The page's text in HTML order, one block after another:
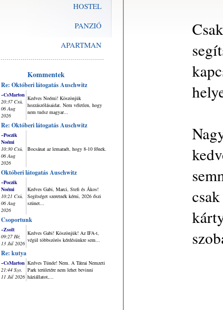
HOSTEL
PANZIÓ
APARTMAN
Kommentek
Re: Októberi látogatás Auschwitz
~CsMarton
20:37 Csü,
06 Aug
2026
Kedves Noémi! Köszönjük
hozzászólásaidat. Nem véletlen, hogy
nem tudsz magyar...
Re: Októberi látogatás Auschwitz
~Poczik
Noémi
10:30 Csü,
06 Aug
2026
Bocsánat az lemaradt, hogy 8-10 főnek.
Októberi látogatás Auschwitz
~Poczik
Noémi
10:21 Csü,
06 Aug
2026
Kedves Gabi, Marci, Stefi és Ákos!
Segítséget szeretnék kérni, 2026 őszi
szünet...
Csoportunk
~Zsolt
09:27 Hé,
13 Júl 2026
Kedves Gabi! Köszönjük! Az IFA-t,
végül többszörös kérdésünkre sem...
Re: kutya
~CsMarton
21:44 Szo,
11 Júl 2026
Kedves Tünde! Nem. A Tátrai Nemzeti
Park területére nem lehet bevinni
háziállatot,...